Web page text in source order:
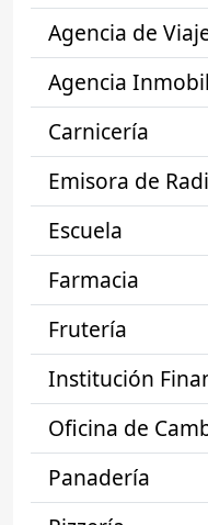
Agencia de
Agencia
Carnicería
Emisora de
Escuela
Farmacia
Frutería
Institución
Oficina de
Panadería